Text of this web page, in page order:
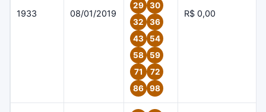
1933 08/01/2019
29
30
32
36
43
54
58
59
71
72
86
98
R$ 0,00